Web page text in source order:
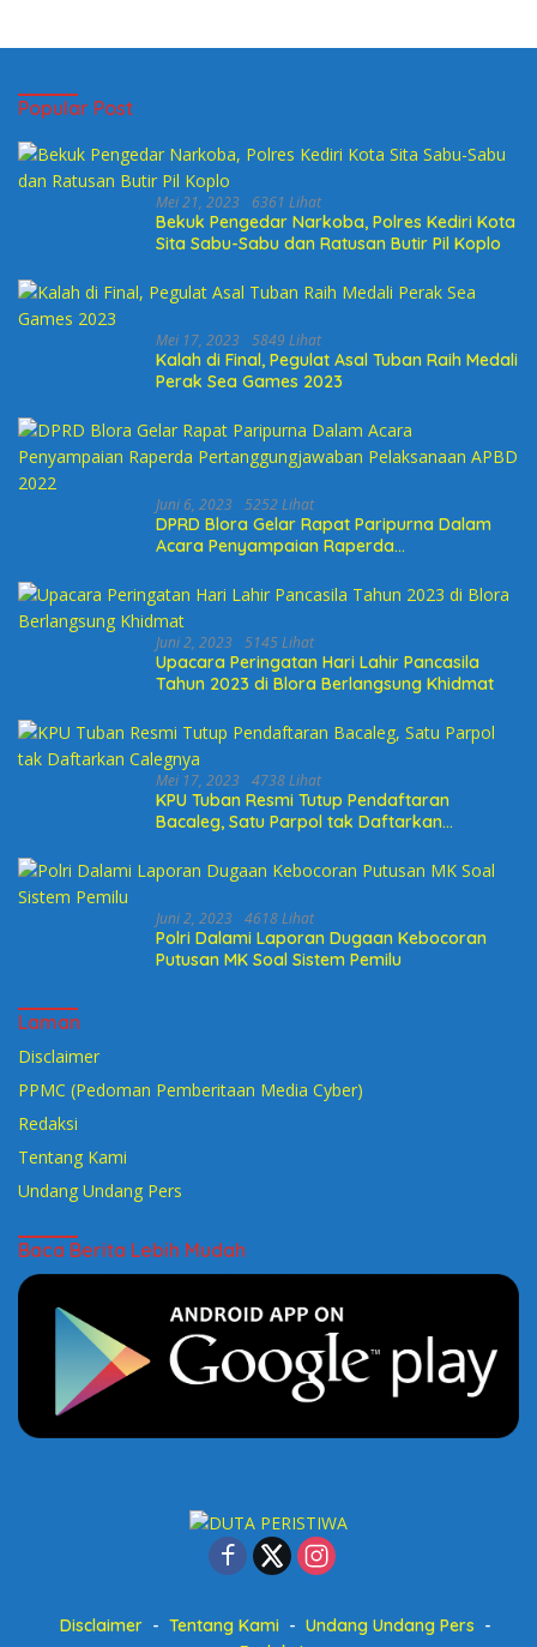
Popular Post
Mei 21, 2023 6361 Lihat
Bekuk Pengedar Narkoba, Polres Kediri Kota
Sita Sabu-Sabu dan Ratusan Butir Pil Koplo
Mei 17, 2023 5849 Lihat
Kalah di Final, Pegulat Asal Tuban Raih Medali
Perak Sea Games 2023
Juni 6, 2023 5252 Lihat
DPRD Blora Gelar Rapat Paripurna Dalam
Acara Penyampaian Raperda
2022
Juni 2, 2023 5145 Lihat
Upacara Peringatan Hari Lahir Pancasila
Tahun 2023 di Blora Berlangsung Khidmat
Mei 17, 2023 4738 Lihat
KPU Tuban Resmi Tutup Pendaftaran
Bacaleg, Satu Parpol tak Daftarkan
Juni 2, 2023 4618 Lihat
Polri Dalami Laporan Dugaan Kebocoran
Putusan MK Soal Sistem Pemilu
Laman
Disclaimer
PPMC (Pedoman Pemberitaan Media Cyber)
Redaksi
Tentang Kami
Undang Undang Pers
Baca Berita Lebih Mudah
Disclaimer Tentang Kami
Undang Undang Pers